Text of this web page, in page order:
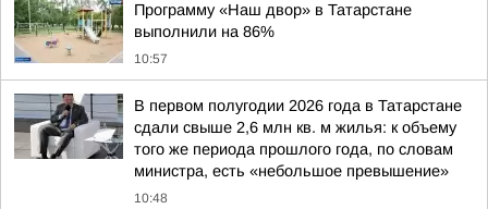
Программу «Наш двор» в Татарстане
выполнили на 86%
10:57
В первом полугодии 2026 года в Татарстане
сдали свыше 2,6 млн кв. м жилья: к объему
того же периода прошлого года, по словам
министра, есть «небольшое превышение»
10:48